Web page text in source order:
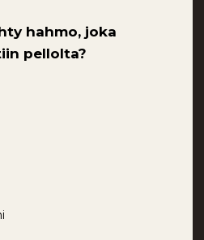
hahmo, joka
pellolta?